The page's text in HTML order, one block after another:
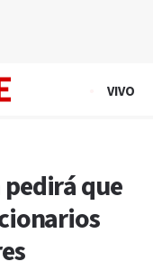
VIVO
pedirá que